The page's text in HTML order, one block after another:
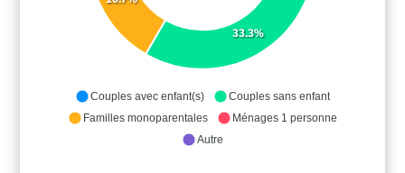
33.3%
Couples avec enfant(s)
Couples sans enfant
Familles monoparentales
Ménages 1 personne
Autre